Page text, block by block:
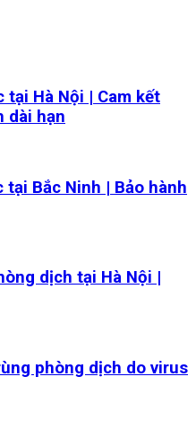
tại Hà Nội | Cam kết
dài hạn
Bắc Ninh | Bảo hành
dịch tại Hà Nội |
phòng dịch do virus